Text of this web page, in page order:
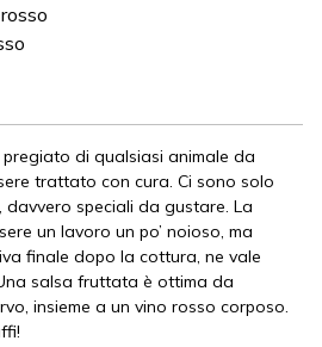
di qualsiasi animale da
trattato con cura. Ci sono solo
davvero speciali da gustare. La
un lavoro un po’ noioso, ma
finale dopo la cottura, ne vale
salsa fruttata è ottima da
insieme a un vino rosso corposo.